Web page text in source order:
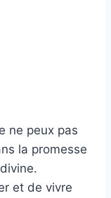
ne peux pas
la promesse
et de vivre